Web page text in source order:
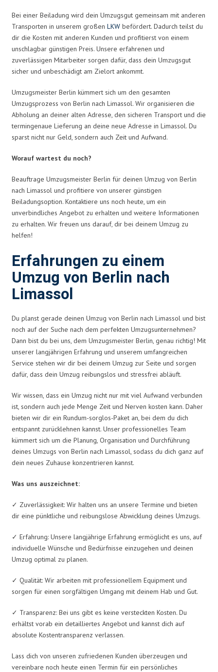
Bei einer Beiladung wird dein Umzugsgut gemeinsam mit anderen
Transporten in unserem großen LKW befördert. Dadurch teilst du
dir die Kosten mit anderen Kunden und profitierst von einem
unschlagbar günstigen Preis. Unsere erfahrenen und
zuverlässigen Mitarbeiter sorgen dafür, dass dein Umzugsgut
sicher und unbeschädigt am Zielort ankommt.
Umzugsmeister Berlin kümmert sich um den gesamten
Umzugsprozess von Berlin nach Limassol. Wir organisieren die
Abholung an deiner alten Adresse, den sicheren Transport und die
termingenaue Lieferung an deine neue Adresse in Limassol. Du
sparst nicht nur Geld, sondern auch Zeit und Aufwand.
Worauf wartest du noch?
Beauftrage Umzugsmeister Berlin für deinen Umzug von Berlin
nach Limassol und profitiere von unserer günstigen
Beiladungsoption. Kontaktiere uns noch heute, um ein
unverbindliches Angebot zu erhalten und weitere Informationen
zu erhalten. Wir freuen uns darauf, dir bei deinem Umzug zu
helfen!
Erfahrungen zu einem
Umzug von Berlin nach
Limassol
Du planst gerade deinen Umzug von Berlin nach Limassol und bist
noch auf der Suche nach dem perfekten Umzugsunternehmen?
Dann bist du bei uns, dem Umzugsmeister Berlin, genau richtig! Mit
unserer langjährigen Erfahrung und unserem umfangreichen
Service stehen wir dir bei deinem Umzug zur Seite und sorgen
dafür, dass dein Umzug reibungslos und stressfrei abläuft.
Wir wissen, dass ein Umzug nicht nur mit viel Aufwand verbunden
ist, sondern auch jede Menge Zeit und Nerven kosten kann. Daher
bieten wir dir ein Rundum-sorglos-Paket an, bei dem du dich
entspannt zurücklehnen kannst. Unser professionelles Team
kümmert sich um die Planung, Organisation und Durchführung
deines Umzugs von Berlin nach Limassol, sodass du dich ganz auf
dein neues Zuhause konzentrieren kannst.
Was uns auszeichnet:
✓ Zuverlässigkeit: Wir halten uns an unsere Termine und bieten
dir eine pünktliche und reibungslose Abwicklung deines Umzugs.
✓ Erfahrung: Unsere langjährige Erfahrung ermöglicht es uns, auf
individuelle Wünsche und Bedürfnisse einzugehen und deinen
Umzug optimal zu planen.
✓ Qualität: Wir arbeiten mit professionellem Equipment und
sorgen für einen sorgfältigen Umgang mit deinem Hab und Gut.
✓ Transparenz: Bei uns gibt es keine versteckten Kosten. Du
erhältst vorab ein detailliertes Angebot und kannst dich auf
absolute Kostentransparenz verlassen.
Lass dich von unseren zufriedenen Kunden überzeugen und
vereinbare noch heute einen Termin für ein persönliches